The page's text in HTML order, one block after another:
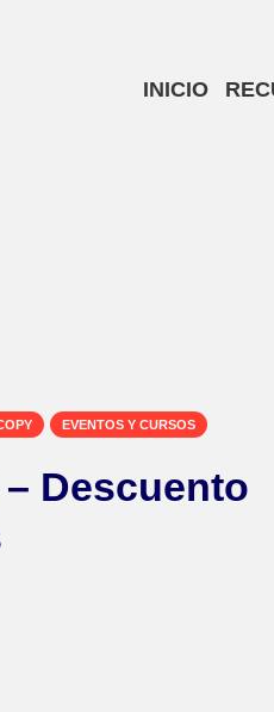
INICIO
EVENTOS Y CURSOS
Descuento